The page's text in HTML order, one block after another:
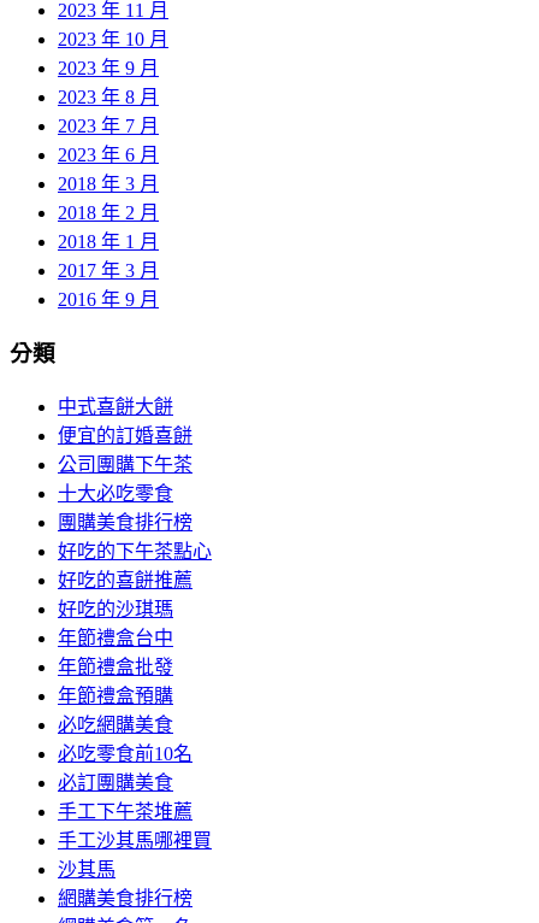
2023 年 11 月
2023 年 10 月
2023 年 9 月
2023 年 8 月
2023 年 7 月
2023 年 6 月
2018 年 3 月
2018 年 2 月
2018 年 1 月
2017 年 3 月
2016 年 9 月
分類
中式喜餅大餅
便宜的訂婚喜餅
公司團購下午茶
十大必吃零食
團購美食排行榜
好吃的下午茶點心
好吃的喜餅推薦
好吃的沙琪瑪
年節禮盒台中
年節禮盒批發
年節禮盒預購
必吃網購美食
必吃零食前10名
必訂團購美食
手工下午茶堆薦
手工沙其馬哪裡買
沙其馬
網購美食排行榜